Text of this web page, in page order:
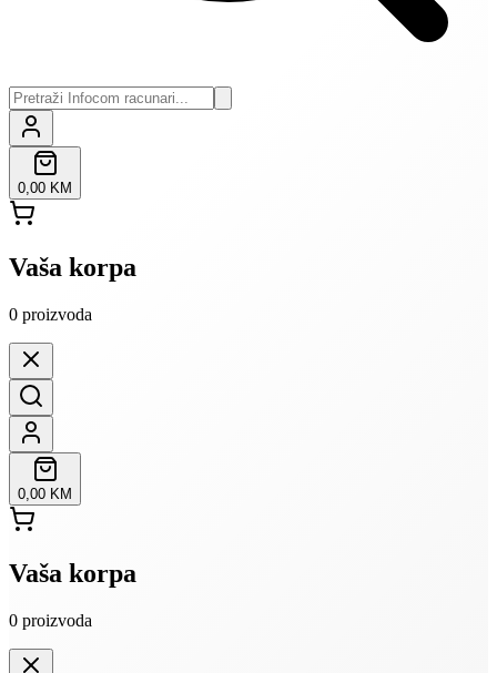
0,00 KM
Vaša korpa
0 proizvoda
0,00 KM
Vaša korpa
0 proizvoda